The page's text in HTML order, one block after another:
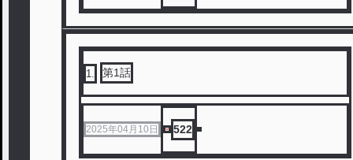
1 第1話
2025年04月10日 522